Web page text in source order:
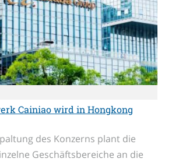
Cainiao wird in Hongkong
des Konzerns plant die
Geschäftsbereiche an die